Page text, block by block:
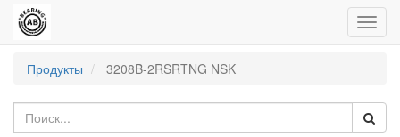
Продукты
3208B-2RSRTNG NSK